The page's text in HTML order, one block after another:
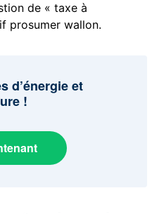
de « taxe à
prosumer wallon.
d’énergie et
!